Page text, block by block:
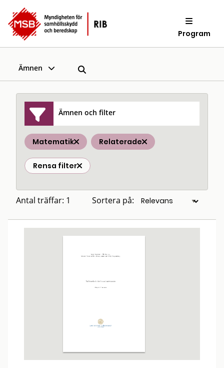
Program
Ämnen
Ämnen och filter
Matematik Relaterade
Rensa filter
Antal träffar: 1 Sortera på: